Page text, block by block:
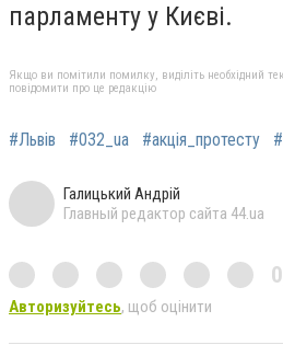
парламенту у Києві.
Якщо ви помітили помилку, виділіть необхідний
повідомити про це редакцію
#Львів #032_ua #акція_протесту
Галицький Андрій
Главный редактор сайта 44.ua
Авторизуйтесь, щоб оцінити